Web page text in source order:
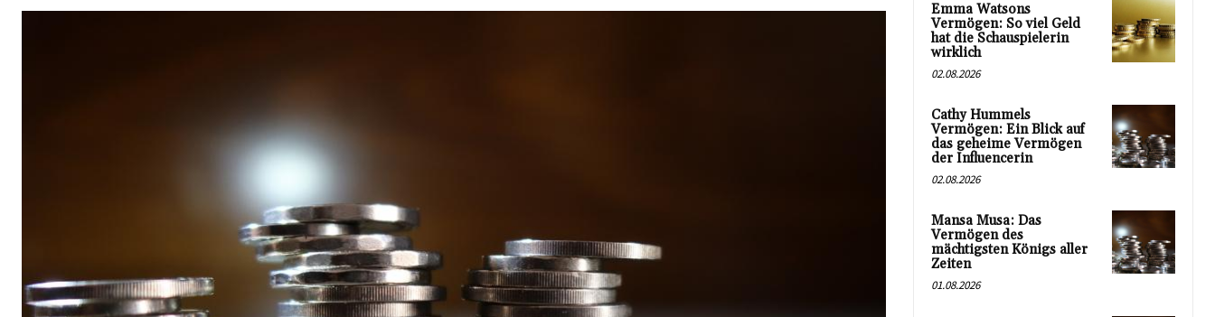
Emma Watsons
Vermögen: So viel Geld
hat die Schauspielerin
wirklich
02.08.2026
Cathy Hummels
Vermögen: Ein Blick auf
das geheime Vermögen
der Influencerin
02.08.2026
Mansa Musa: Das
Vermögen des
mächtigsten Königs aller
Zeiten
01.08.2026